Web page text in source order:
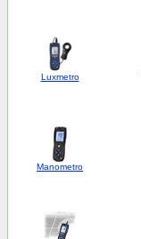
Luxmetro
Manometro